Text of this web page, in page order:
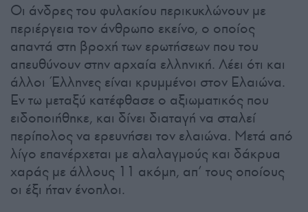
Οι άνδρες του φυλακίου περικυκλώνουν με
περιέργεια τον άνθρωπο εκείνο, ο οποίος
απαντά στη βροχή των ερωτήσεων που του
απευθύνουν στην αρχαία ελληνική. Λέει ότι και
άλλοι Έλληνες είναι κρυμμένοι στον Ελαιώνα.
Εν τω μεταξύ κατέφθασε ο αξιωματικός που
ειδοποιήθηκε, και δίνει διαταγή να σταλεί
περίπολος να ερευνήσει τον ελαιώνα. Μετά από
λίγο επανέρχεται με αλαλαγμούς και δάκρυα
χαράς με άλλους 11 ακόμη, απ’ τους οποίους
οι έξι ήταν ένοπλοι.